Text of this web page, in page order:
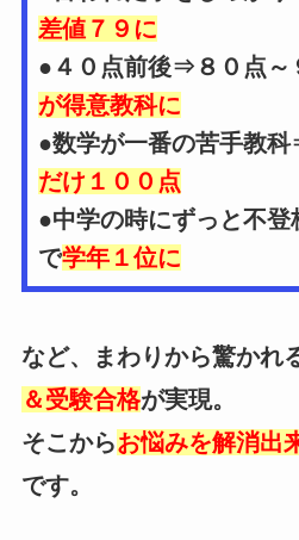
差値７９に
●４０点前後⇒８０点～
が得意教科に
●数学が一番の苦手教
だけ１００点
●中学の時にずっと不
で学年１位に
など、まわりから驚かれ
＆受験合格が実現。
そこからお悩みを解消出
です。